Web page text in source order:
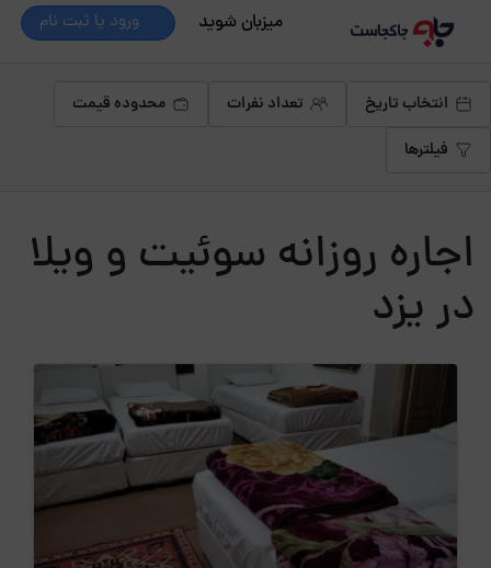
میزبان شوید ورود یا ثبت نام
انتخاب تاریخ تعداد نفرات
محدوده قیمت
فیلترها
اجاره روزانه سوئیت و ویلا
در یزد